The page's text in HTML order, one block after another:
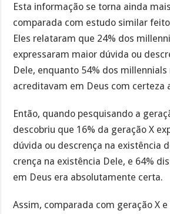
Esta informação se torna ainda
comparada com estudo similar
Eles relataram que 24% dos
expressaram maior dúvida ou
Dele, enquanto 54% dos millennials
acreditavam em Deus com certeza
Então, quando pesquisando a
descobriu que 16% da geração X
dúvida ou descrença na existência
crença na existência Dele, e 64%
em Deus era absolutamente certa.
Assim, comparada com geração X